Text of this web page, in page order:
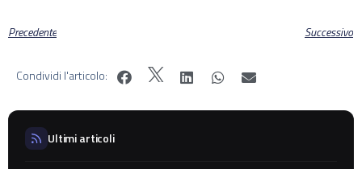
Precedente Successivo
Condividi l'articolo:
Ultimi articoli